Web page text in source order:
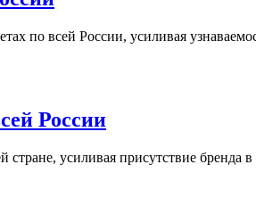
по всей России, усиливая
России
усиливая присутствие бренда